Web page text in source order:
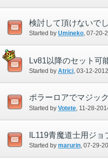
検討して頂けないで
Started by Umineko‎, 07-20-
Lv81以降のセット可
Started by Atrici ‎, 03-12-
ポラーロアでマジッ
Started by Votete‎, 11-28-
IL119青魔道士用ジョ
Started by marurin‎, 07-29-